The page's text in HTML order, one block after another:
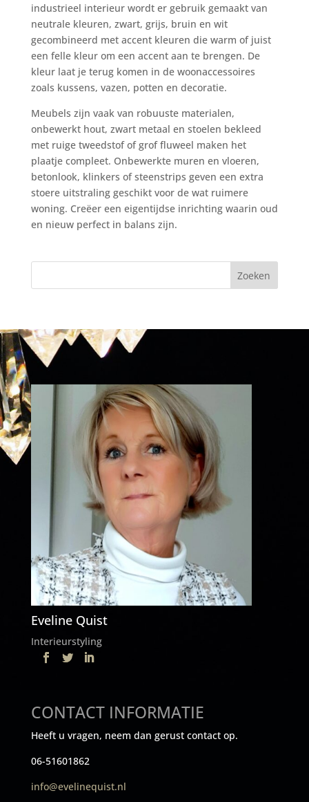
industrieel interieur wordt er gebruik gemaakt van
neutrale kleuren, zwart, grijs, bruin en wit
gecombineerd met accent kleuren die warm of juist
een felle kleur om een accent aan te brengen. De
kleur laat je terug komen in de woonaccessoires
zoals kussens, vazen, potten en decoratie.
Meubels zijn vaak van robuuste materialen,
onbewerkt hout, zwart metaal en stoelen bekleed
met ruige tweedstof of grof fluweel maken het
plaatje compleet. Onbewerkte muren en vloeren,
betonlook, klinkers of steenstrips geven een extra
stoere uitstraling geschikt voor de wat ruimere
woning. Creëer een eigentijdse inrichting waarin oud
en nieuw perfect in balans zijn.
Eveline Quist
Interieurstyling
CONTACT INFORMATIE
Heeft u vragen, neem dan gerust contact op.
06-51601862
info@evelinequist.nl